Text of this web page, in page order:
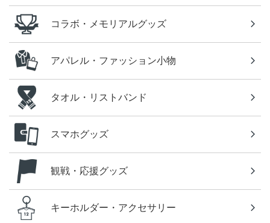
コラボ・メモリアルグッズ
アパレル・ファッション小物
タオル・リストバンド
スマホグッズ
観戦・応援グッズ
キーホルダー・アクセサリー